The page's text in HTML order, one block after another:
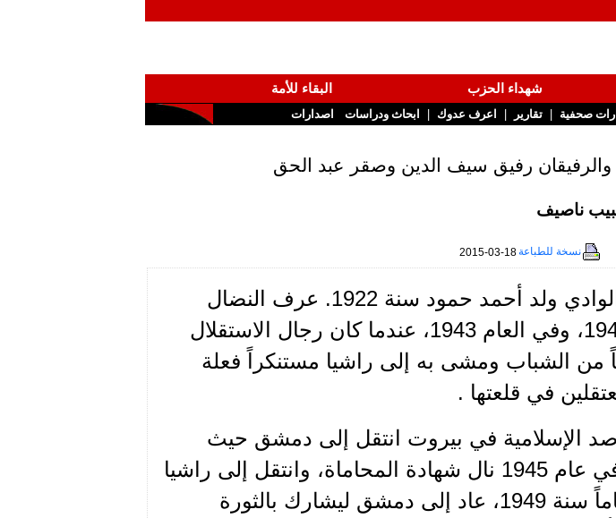
شهداء الحزب
البقاء للأمة
صحفية | تقارير | اعرف عدوك | ابحاث ودراسات اصدارات
رفيق سيف الدين وصقر عبد الحق
لبيب ناصيف
نسخة للطباعة2015-03-18
في مجدل بلهيص قضاء راشيا الوادي ولد أحمد حمود سنة 1922. عرف النضال
باكراً فقد اعتقلته فرنسا عام 1940، وفي العام 1943، عندما كان رجال الاستقلال
من الشباب ومشى به إلى راشيا مستنكراً فعلة
في قلعتها .
الإسلامية في بيروت انتقل إلى دمشق حيث
انتمى إلى الحزب عام 1944 وفي عام 1945 نال شهادة المحاماة، وانتقل إلى راشيا
ليعمل في مهنته وعين منفذاً عاماً سنة 1949، عاد إلى دمشق ليشارك بالثورة